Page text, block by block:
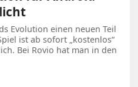
Evolution einen neuen Teil
ist ab sofort „kostenlos“
Bei Rovio hat man in den